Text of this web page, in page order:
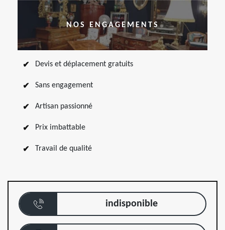
NOS ENGAGEMENTS
Devis et déplacement gratuits
Sans engagement
Artisan passionné
Prix imbattable
Travail de qualité
indisponible